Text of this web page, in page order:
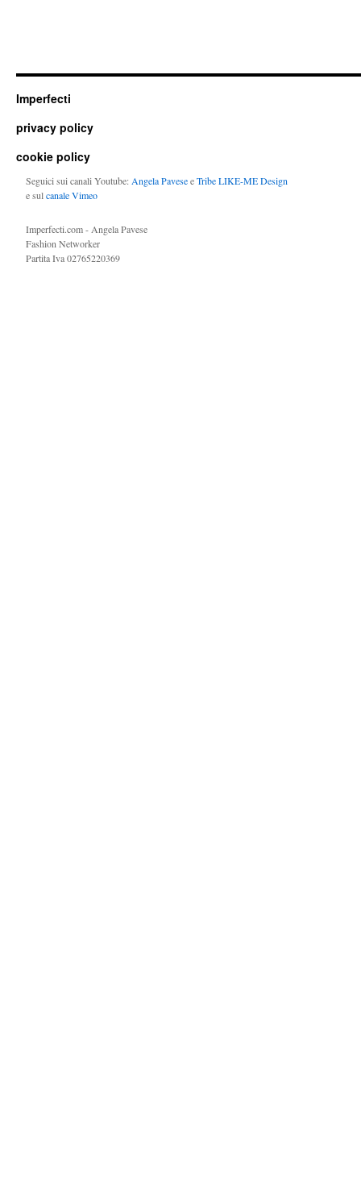
Imperfecti
privacy policy
cookie policy
Seguici sui canali Youtube: Angela PaveseeTribe LIKE-ME Design
e sulcanale Vimeo
Imperfecti.com - Angela Pavese
Fashion Networker
Partita Iva 02765220369